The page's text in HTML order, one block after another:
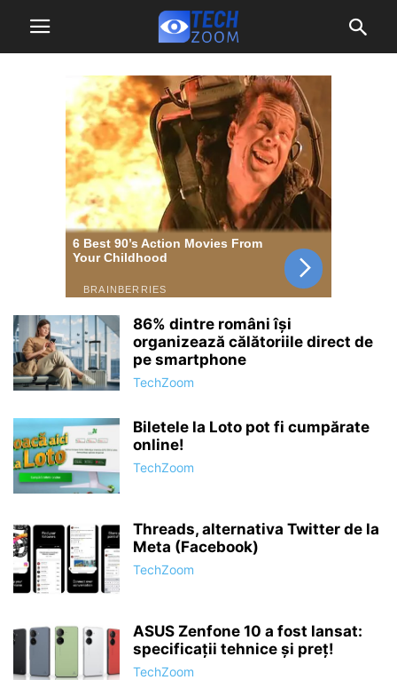
86% dintre români își
organizează călătoriile direct de
pe smartphone
TechZoom
Biletele la Loto pot fi cumpărate
online!
TechZoom
Threads, alternativa Twitter de la
Meta (Facebook)
TechZoom
ASUS Zenfone 10 a fost lansat:
specificații tehnice și preț!
TechZoom